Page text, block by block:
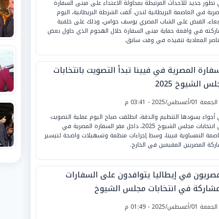
جديد للأحداث المرتبطة بمحاولة الاعتداء على مبنى السفارة
في العاصمة البريطانية لندن، ألقت الشرطة البريطانية، اليوم
القبض على الشاب المصري يوسف حواس، وذلك على خلفية
في واقعة حماية مبنى السفارة خلال الهجوم الذي حاول بعض
المعادية تنفيذه في وقت سابق.
المصرية في فيينا تبدأ التصويت بانتخابات
الشيوخ 2025
الجمعة 01/أغسطس/2025 - 03:41 م
يسودها التنظيم والدقة، انطلقت صباح اليوم عملية التصويت
في انتخابات مجلس الشيوخ 2025، داخل مقر السفارة المصرية في
النمساوية فيينا، وسط إجراءات منظمة وتسهيلات واضحة لتيسير
المصريين المقيمين في الخارج.
في إيطاليا يتوافدون على السفارات
في انتخابات مجلس الشيوخ
الجمعة 01/أغسطس/2025 - 01:49 م